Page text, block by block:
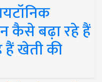
कैसे बढ़ा रहे हैं
हैं खेती की